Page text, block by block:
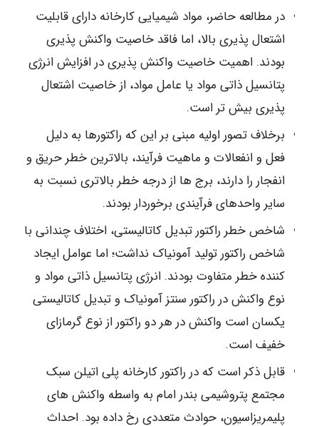
در مطالعه حاضر، مواد شیمیایی کارخانه دارای قابلیت
اشتعال پذیری بالا، اما فاقد خاصیت واکنش پذیری
بودند. اهمیت خاصیت واکنش پذیری در افزایش انرژی
پتانسیل ذاتی مواد یا عامل مواد، از خاصیت اشتعال
پذیری بیش تر است.
برخلاف تصور اولیه مبنی بر این که راکتورها به دلیل
فعل و انفعالات و ماهیت فرآیند، بالاترین خطر حریق و
انفجار را دارند، برج ها از درجه خطر بالاتری نسبت به
سایر واحدهای فرآیندی برخوردار بودند.
شاخص خطر راکتور تبدیل کاتالیستی، اختلاف چندانی با
شاخص راکتور تولید آمونیاک نداشت؛ اما عوامل ایجاد
کننده خطر متفاوت بودند. انرژی پتانسیل ذاتی مواد و
نوع واکنش در راکتور سنتز آمونیاک و تبدیل کاتالیستی
یکسان است واکنش در هر دو راکتور از نوع گرمازای
خفیف است.
قابل ذکر است که در راکتور کارخانه پلی اتیلن سبک
مجتمع پتروشیمی بندر امام به واسطه واکنش های
پلیمریزاسیون، حوادث متعددی رخ داده بود. احداث